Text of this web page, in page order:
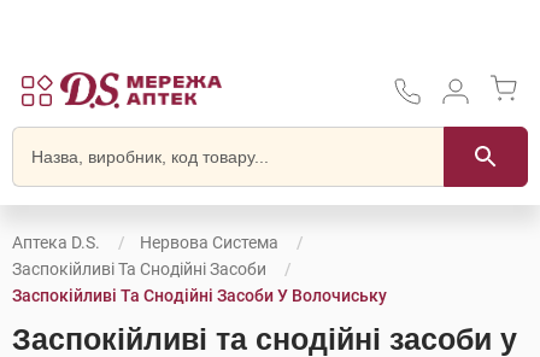
Аптека D.S.
Нервова Система
Заспокійливі Та Снодійні Засоби
Заспокійливі Та Снодійні Засоби У Волочиську
Заспокійливі та снодійні засоби у